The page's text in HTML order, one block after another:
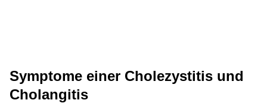
Symptome einer Cholezystitis und
Cholangitis